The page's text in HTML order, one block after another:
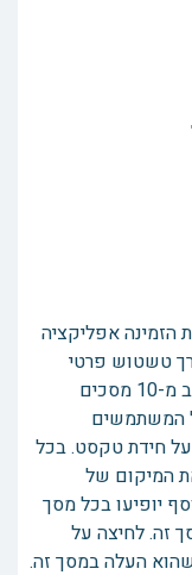
הזמינה אפליקציה
טשטוש פרטי
הצדדים]. האפליקציה הינה משחק המורכב מ-10 מסכים
המשתמשים
על חידת טקסט. בכל
המיקום של
יופיעו בכל מסך
זה. לחיצה על
העלה במסך זה.